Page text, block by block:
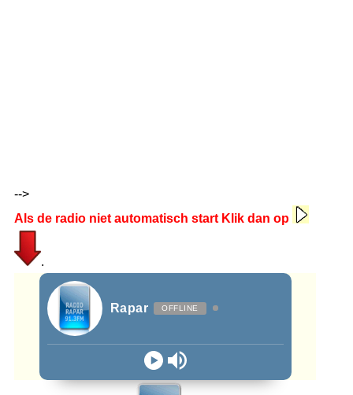
-->
Als de radio niet automatisch start Klik dan op
.
Rapar OFFLINE